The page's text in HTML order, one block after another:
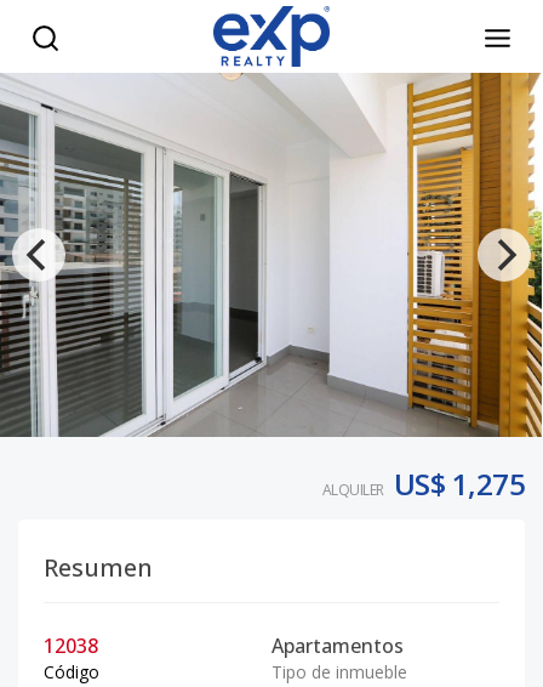
ALQUILER US$ 1,275
Resumen
12038
Código
Apartamentos
Tipo de inmueble
Apartamento en Alquiler 2 habitaciones con parqueo en